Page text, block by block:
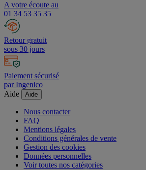
A votre écoute au
01 34 53 35 35
Retour gratuit
sous 30 jours
Paiement sécurisé
par Ingenico
Aide
Aide
Nous contacter
FAQ
Mentions légales
Conditions générales de vente
Gestion des cookies
Données personnelles
Voir toutes nos catégories